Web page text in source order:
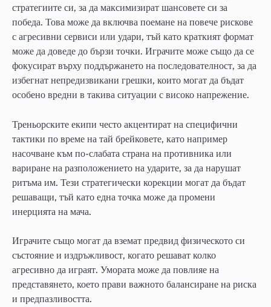
стратегиите си, за да максимизират шансовете си за
победа. Това може да включва поемане на повече рискове
с агресивни сервиси или удари, тъй като краткият формат
може да доведе до бързи точки. Играчите може също да се
фокусират върху поддържането на последователност, за да
избегнат непредизвикани грешки, които могат да бъдат
особено вредни в такива ситуации с високо напрежение.
Треньорските екипи често акцентират на специфични
тактики по време на тай брейковете, като например
насочване към по-слабата страна на противника или
вариране на разположението на ударите, за да нарушат
ритъма им. Тези стратегически корекции могат да бъдат
решаващи, тъй като една точка може да промени
инерцията на мача.
Играчите също могат да вземат предвид физическото си
състояние и издръжливост, когато решават колко
агресивно да играят. Умората може да повлияе на
представянето, което прави важното балансиране на риска
и предпазливостта.